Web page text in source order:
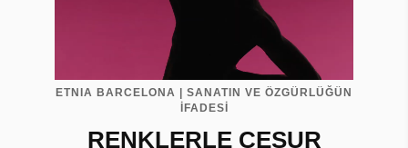
ETNIA BARCELONA | SANATIN VE ÖZGÜRLÜĞÜN
İFADESİ
RENKLERLE CESUR